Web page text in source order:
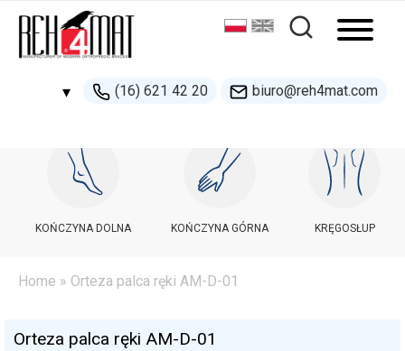
▾ (16) 621 42 20 biuro@reh4mat.com
500 132 274
handel@reh4mat.com
KOŃCZYNA DOLNA KOŃCZYNA GÓRNA KRĘGOSŁUP
Home » Orteza palca ręki AM-D-01
Orteza palca ręki AM-D-01